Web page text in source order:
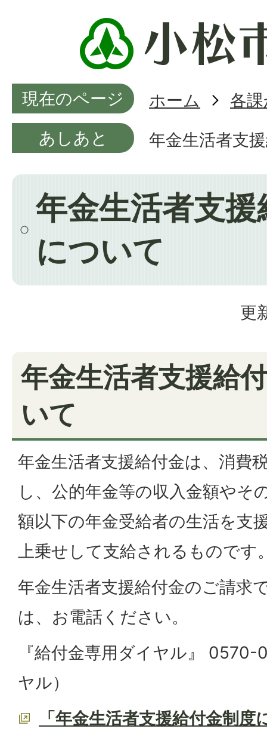
現在のページ ホーム
各
あしあと
年金生活者支
年金生活者支
について
更
年金生活者支援給
いて
年金生活者支援給付金は、消費
し、公的年金等の収入金額やそ
額以下の年金受給者の生活を支
上乗せして支給されるものです
年金生活者支援給付金のご請求
は、お電話ください。
『給付金専用ダイヤル』
ヤル）
「年金生活者支援給付金制